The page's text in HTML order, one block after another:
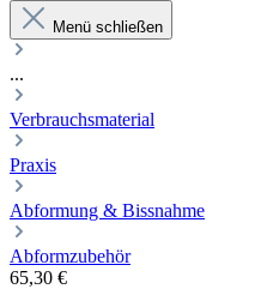
Menü schließen
...
Verbrauchsmaterial
Praxis
Abformung & Bissnahme
Abformzubehör
65,30 €